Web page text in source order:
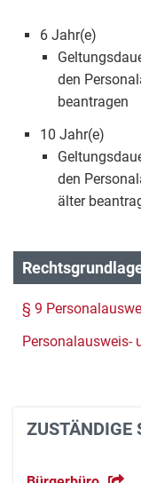
6 Jahr(e)
den
beantragen
10 Jahr(e)
den
älter
§ 9
Personalausweis-
ZUSTÄNDIGE